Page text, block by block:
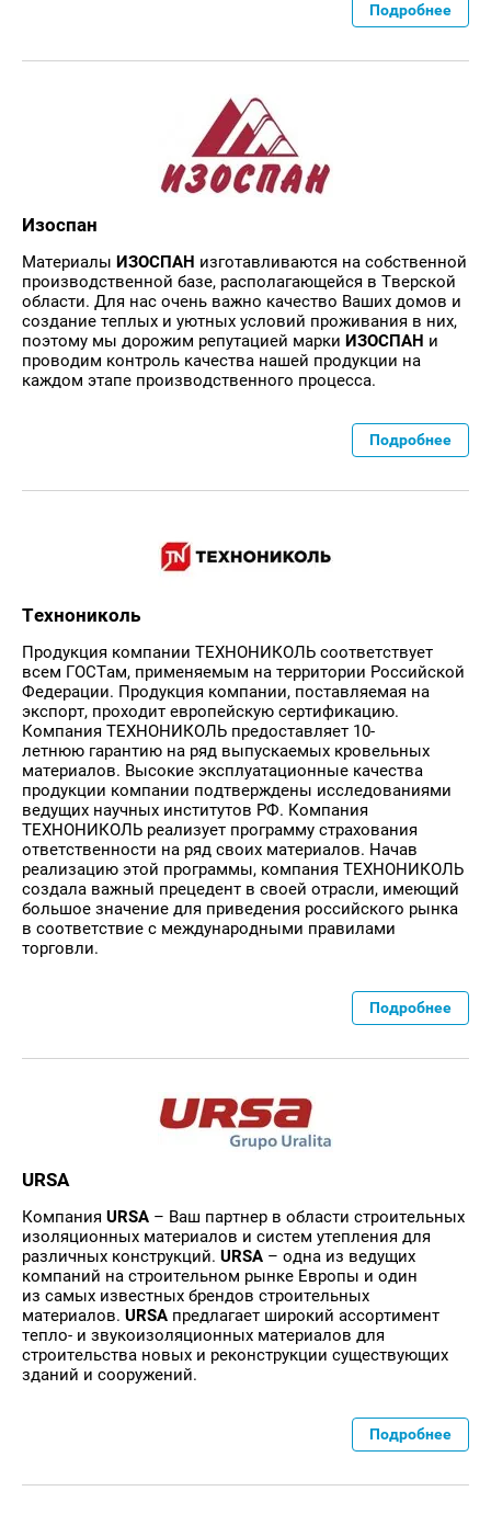
Подробнее
Изоспан
Материалы ИЗОСПАН изготавливаются на собственной
производственной базе, располагающейся в Тверской
области. Для нас очень важно качество Ваших домов и
создание теплых и уютных условий проживания в них,
поэтому мы дорожим репутацией марки ИЗОСПАН и
проводим контроль качества нашей продукции на
каждом этапе производственного процесса.
Подробнее
Технониколь
Продукция компании ТЕХНОНИКОЛЬ соответствует
всем ГОСТам, применяемым на территории Российской
Федерации. Продукция компании, поставляемая на
экспорт, проходит европейскую сертификацию.
Компания ТЕХНОНИКОЛЬ предоставляет 10-
летнюю гарантию на ряд выпускаемых кровельных
материалов. Высокие эксплуатационные качества
продукции компании подтверждены исследованиями
ведущих научных институтов РФ. Компания
ТЕХНОНИКОЛЬ реализует программу страхования
ответственности на ряд своих материалов. Начав
реализацию этой программы, компания ТЕХНОНИКОЛЬ
создала важный прецедент в своей отрасли, имеющий
большое значение для приведения российского рынка
в соответствие с международными правилами
торговли.
Подробнее
URSA
Компания URSA – Ваш партнeр в области строительных
изоляционных материалов и систем утепления для
различных конструкций. URSA – одна из ведущих
компаний на строительном рынке Европы и один
из самых известных брендов строительных
материалов. URSA предлагает широкий ассортимент
тепло- и звукоизоляционных материалов для
строительства новых и реконструкции существующих
зданий и сооружений.
Подробнее